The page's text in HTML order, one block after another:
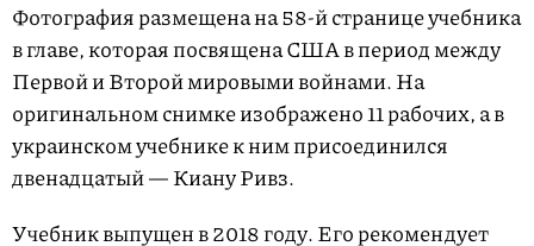
Фотография размещена на 58-й странице учебника
в главе, которая посвящена США в период между
Первой и Второй мировыми войнами. На
оригинальном снимке изображено 11 рабочих, а в
украинском учебнике к ним присоединился
двенадцатый — Киану Ривз.
Учебник выпущен в 2018 году. Его рекомендует